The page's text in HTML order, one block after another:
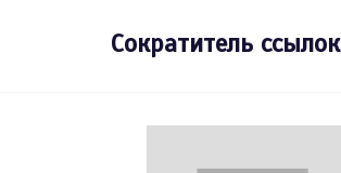
Сократитель ссылок